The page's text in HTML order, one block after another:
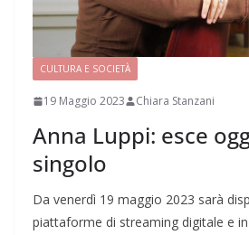
CULTURA E SOCIETÀ
19 Maggio 2023 Chiara Stanzani
Anna Luppi: esce
singolo
Da venerdì 19 maggio 2023 sarà
piattaforme di streaming digitale e